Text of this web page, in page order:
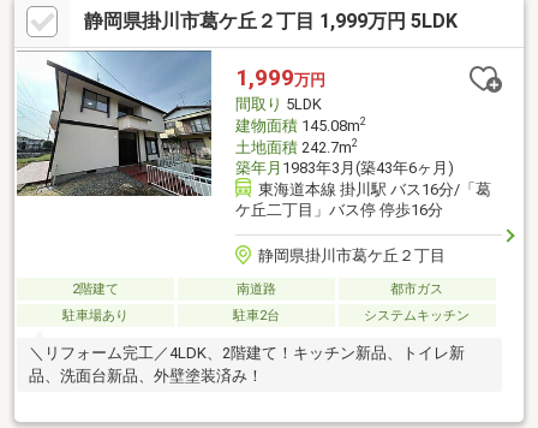
静岡県掛川市葛ケ丘２丁目 1,999万円 5LDK
1,999万円
間取り 5LDK
建物面積145.08m2
土地面積242.7m2
築年月 1983年3月(築43年6ヶ月)
東海道本線 掛川駅 バス16分/「葛
ケ丘二丁目」バス停 停歩16分
静岡県掛川市葛ケ丘２丁目
2階建て 南道路
都市ガス
駐車場あり
駐車2台 システムキッチン
＼リフォーム完工／4LDK、2階建て！キッチン新品、トイレ新
品、洗面台新品、外壁塗装済み！